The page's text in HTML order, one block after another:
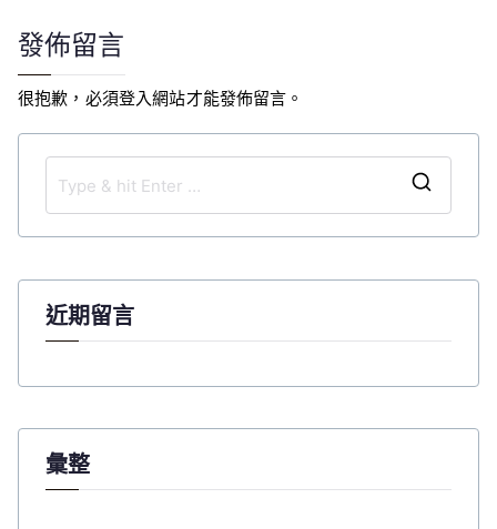
覽
發佈留言
很抱歉，必須登入網站才能發佈留言。
e
a
f
r
近期留言
彙整